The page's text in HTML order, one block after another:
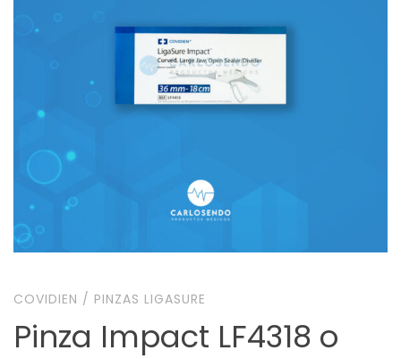
COVIDIEN / PINZAS LIGASURE
Pinza Impact LF4318 o